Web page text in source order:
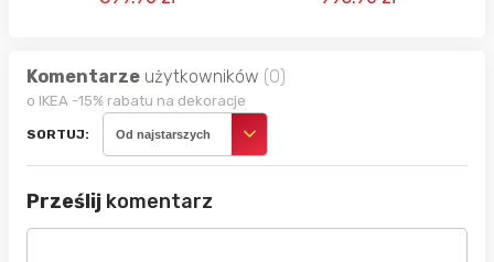
White
Komentarze użytkowników (0)
o IKEA -15% rabatu na dekoracje
SORTUJ: Od najstarszych
Prześlij komentarz